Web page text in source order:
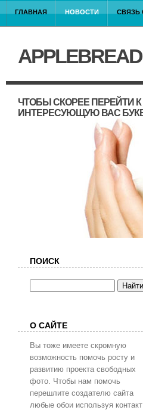
ГЛАВНАЯ НОВОСТИ СВЯЗЬ
ЧТОБЫ СКОРЕЕ ПЕРЕЙТИ
ИНТЕРЕСУЮЩУЮ ВАС
ПОИСК
О САЙТЕ
Вы тоже имеете скромную
возможность помочь росту и
развитию проекта свободных
фото. Чтобы нам помочь
перешлите создателю сайта
любые обои используя контакт